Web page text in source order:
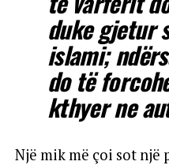
duke gjetur
islami;
do të
kthyer ne
Një mik më çoi sot një